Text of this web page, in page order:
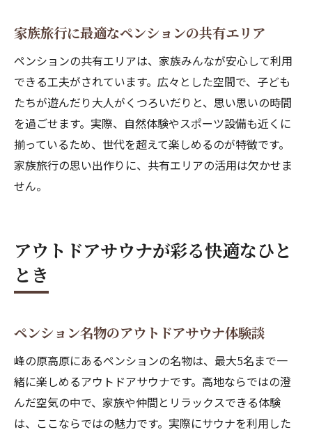
家族旅行に最適なペンションの共有エリア
ペンションの共有エリアは、家族みんなが安心して利用
できる工夫がされています。広々とした空間で、子ども
たちが遊んだり大人がくつろいだりと、思い思いの時間
を過ごせます。実際、自然体験やスポーツ設備も近くに
揃っているため、世代を超えて楽しめるのが特徴です。
家族旅行の思い出作りに、共有エリアの活用は欠かせま
せん。
アウトドアサウナが彩る快適なひと
とき
ペンション名物のアウトドアサウナ体験談
峰の原高原にあるペンションの名物は、最大5名まで一
緒に楽しめるアウトドアサウナです。高地ならではの澄
んだ空気の中で、家族や仲間とリラックスできる体験
は、ここならではの魅力です。実際にサウナを利用した